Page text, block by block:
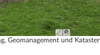
Geomanagement und Kataster